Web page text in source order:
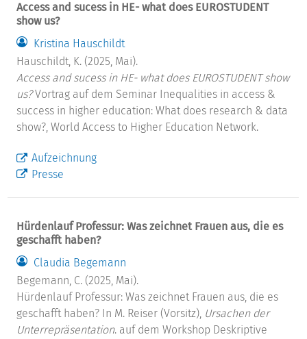
Access and sucess in HE- what does EUROSTUDENT
show us?
Kristina Hauschildt
Hauschildt, K. (2025, Mai).
Access and sucess in HE- what does EUROSTUDENT show
us?Vortrag auf dem Seminar Inequalities in access &
success in higher education: What does research & data
show?, World Access to Higher Education Network.
Aufzeichnung
Presse
Hürdenlauf Professur: Was zeichnet Frauen aus, die es
geschafft haben?
Claudia Begemann
Begemann, C. (2025, Mai).
Hürdenlauf Professur: Was zeichnet Frauen aus, die es
geschafft haben? In M. Reiser (Vorsitz), Ursachen der
Unterrepräsentation. auf dem Workshop Deskriptive